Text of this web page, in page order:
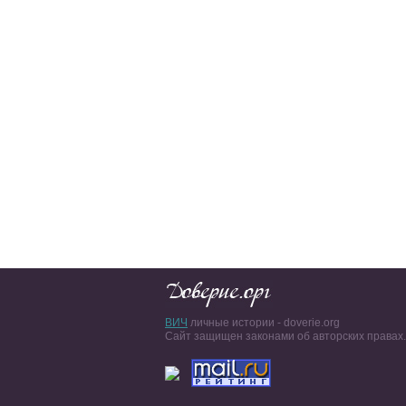
ВИЧ личные истории - doverie.org
Сайт защищен законами об авторских